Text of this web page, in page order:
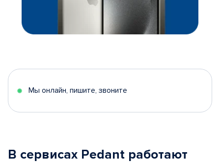
Мы онлайн, пишите, звоните
В сервисах Pedant работают